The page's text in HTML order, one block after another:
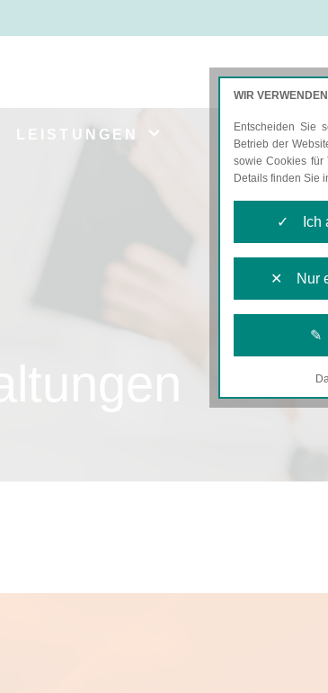
LEISTUNGEN
WIR
Entscheiden Sie
Betrieb der
sowie Cookies für
Details finden Sie
✓ Ich
✕ Nur
✎
Diese